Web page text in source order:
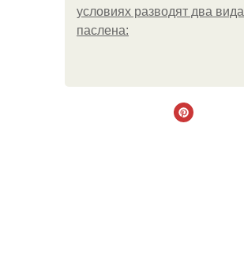
условиях разводят два вида
паслена: